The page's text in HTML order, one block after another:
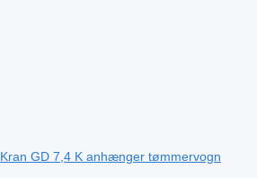
GD 7,4 K anhænger tømmervogn